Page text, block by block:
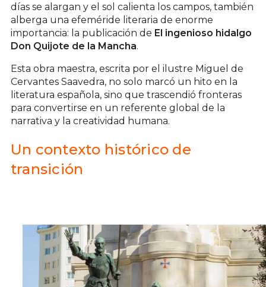
días se alargan y el sol calienta los campos, también
alberga una efeméride literaria de enorme
importancia: la publicación de El ingenioso hidalgo
Don Quijote de la Mancha.
Esta obra maestra, escrita por el ilustre Miguel de
Cervantes Saavedra, no solo marcó un hito en la
literatura española, sino que trascendió fronteras
para convertirse en un referente global de la
narrativa y la creatividad humana.
Un contexto histórico de
transición